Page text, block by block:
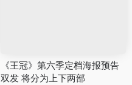
《王冠》第六季定档海报预告
双发 将分为上下两部